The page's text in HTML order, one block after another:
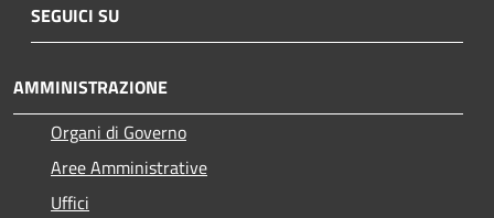
SEGUICI SU
AMMINISTRAZIONE
Organi di Governo
Aree Amministrative
Uffici